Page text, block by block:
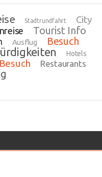
Stadtrundfahrt
City
Tourist Info
Ausflug Besuch
Hotels
Restaurants